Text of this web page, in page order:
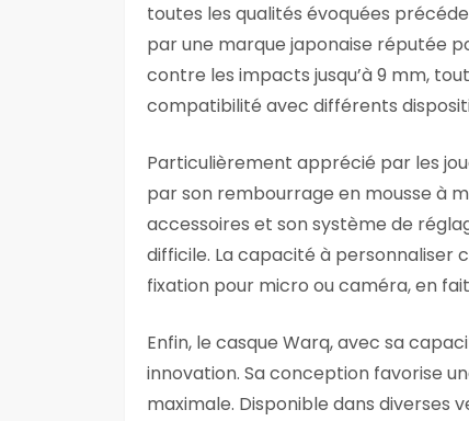
toutes les qualités évoquées
par une marque japonaise réputée
contre les impacts jusqu’à 9 mm,
compatibilité avec différents
Particulièrement apprécié par les
par son rembourrage en mousse à
accessoires et son système de
difficile. La capacité à personnaliser
fixation pour micro ou caméra, en
Enfin, le casque Warq, avec sa
innovation. Sa conception favorise
maximale. Disponible dans diverses